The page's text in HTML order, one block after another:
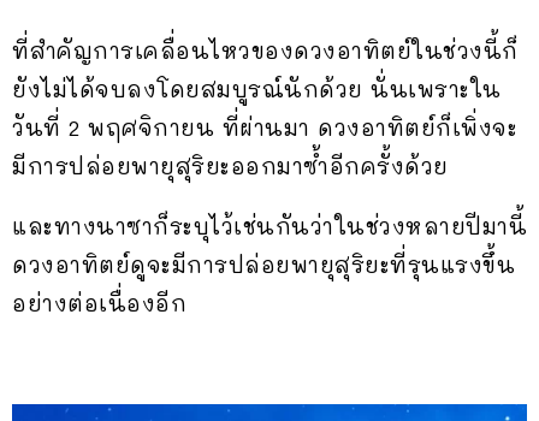
ที่สำคัญการเคลื่อนไหวของดวงอาทิตย์ในช่วงนี้ก็
ยังไม่ได้จบลงโดยสมบูรณ์นักด้วย นั่นเพราะใน
วันที่ 2 พฤศจิกายน ที่ผ่านมา ดวงอาทิตย์ก็เพิ่งจะ
มีการปล่อยพายุสุริยะออกมาซ้ำอีกครั้งด้วย
และทางนาซาก็ระบุไว้เช่นกันว่าในช่วงหลายปีมานี้
ดวงอาทิตย์ดูจะมีการปล่อยพายุสุริยะที่รุนแรงขึ้น
อย่างต่อเนื่องอีก